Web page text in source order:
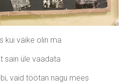
kui väike olin ma
sain üle vaadata
vaid töötan nagu mees